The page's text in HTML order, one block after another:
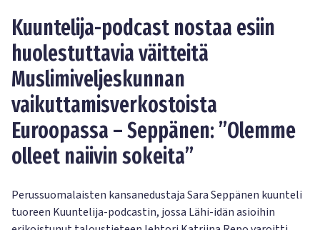
Kuuntelija-podcast nostaa esiin
huolestuttavia väitteitä
Muslimiveljeskunnan
vaikuttamisverkostoista
Euroopassa – Seppänen: ”Olemme
olleet naiivin sokeita”
Perussuomalaisten kansanedustaja Sara Seppänen kuunteli
tuoreen Kuuntelija-podcastin, jossa Lähi-idän asioihin